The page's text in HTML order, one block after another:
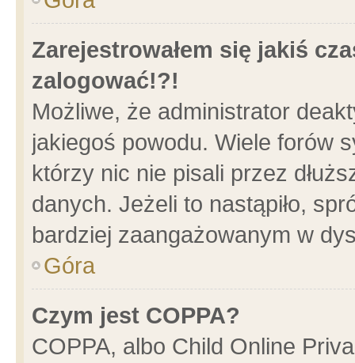
Zarejestrowałem się jakiś
zalogować!?!
Możliwe, że administrator
jakiegoś powodu. Wiele forów
którzy nic nie pisali przez
danych. Jeżeli to nastąpiło,
bardziej zaangażowanym w
Góra
Czym jest COPPA?
COPPA, albo Child Online